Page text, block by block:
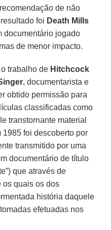
de não
foi Death Mills
documentário jogado
de menor impacto.
trabalho de Hitchcock
, documentarista e
obtido permissão para
classificadas como
transtornante material
1985 foi descoberto por
transmitido por uma
documentário de título
que através de
os quais os dos
história daquele
efetuadas nos